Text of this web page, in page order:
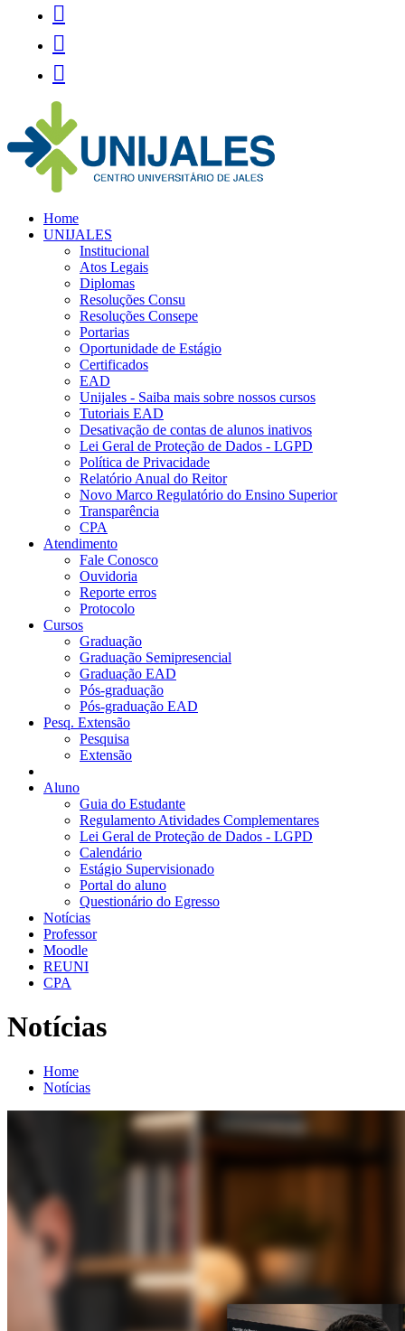



Home
UNIJALES
Institucional
Atos Legais
Diplomas
Resoluções Consu
Resoluções Consepe
Portarias
Oportunidade de Estágio
Certificados
EAD
Unijales - Saiba mais sobre nossos cursos
Tutoriais EAD
Desativação de contas de alunos inativos
Lei Geral de Proteção de Dados - LGPD
Política de Privacidade
Relatório Anual do Reitor
Novo Marco Regulatório do Ensino Superior
Transparência
CPA
Atendimento
Fale Conosco
Ouvidoria
Reporte erros
Protocolo
Cursos
Graduação
Graduação Semipresencial
Graduação EAD
Pós-graduação
Pós-graduação EAD
Pesq. Extensão
Pesquisa
Extensão
Aluno
Guia do Estudante
Regulamento Atividades Complementares
Lei Geral de Proteção de Dados - LGPD
Calendário
Estágio Supervisionado
Portal do aluno
Questionário do Egresso
Notícias
Professor
Moodle
REUNI
CPA
Notícias
Home
Notícias